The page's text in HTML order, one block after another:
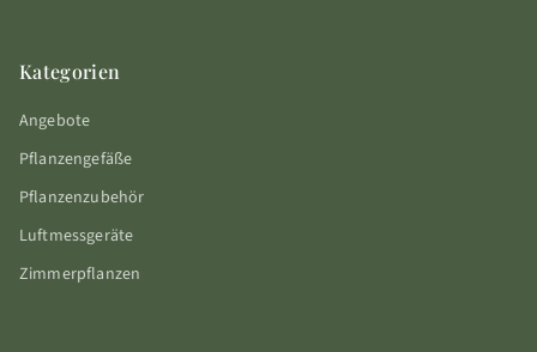
Kategorien
Angebote
Pflanzengefäße
Pflanzenzubehör
Luftmessgeräte
Zimmerpflanzen